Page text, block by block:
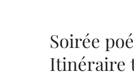
Soirée
Itinéraire